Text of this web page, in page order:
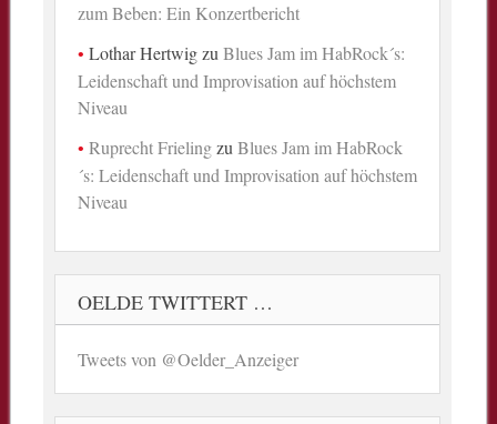
zum Beben: Ein Konzertbericht
Lothar HertwigzuBlues Jam im HabRock´s:
Leidenschaft und Improvisation auf höchstem
Niveau
Ruprecht FrielingzuBlues Jam im HabRock
´s: Leidenschaft und Improvisation auf höchstem
Niveau
OELDE TWITTERT …
Tweets von @Oelder_Anzeiger